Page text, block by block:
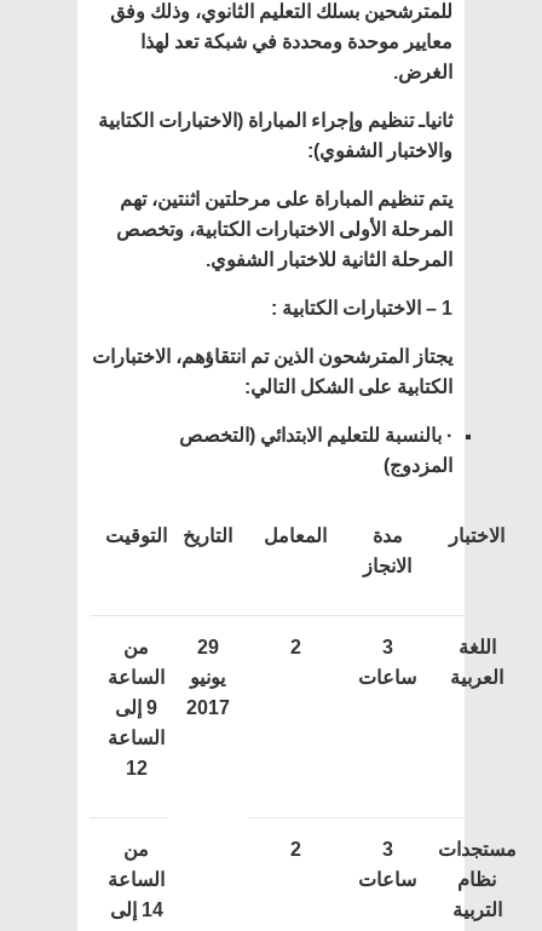
للمترشحين بسلك التعليم الثانوي، وذلك وفق
معايير موحدة ومحددة في شبكة تعد لهذا
الغرض.
ثانياـ تنظيم وإجراء المباراة (الاختبارات الكتابية
والاختبار الشفوي):
يتم تنظيم المباراة على مرحلتين اثنتين، تهم
المرحلة الأولى الاختبارات الكتابية، وتخصص
المرحلة الثانية للاختبار الشفوي.
1 – الاختبارات الكتابية :
يجتاز المترشحون الذين تم انتقاؤهم، الاختبارات
الكتابية على الشكل التالي:
· بالنسبة للتعليم الابتدائي (التخصص
المزدوج)
الاختبار
مدة
الانجاز
المعامل التاريخ التوقيت
اللغة
العربية
3
ساعات
2
29
يونيو
2017
من
الساعة
9 إلى
الساعة
12
مستجدات
نظام
التربية
3
ساعات
2
من
الساعة
14 إلى